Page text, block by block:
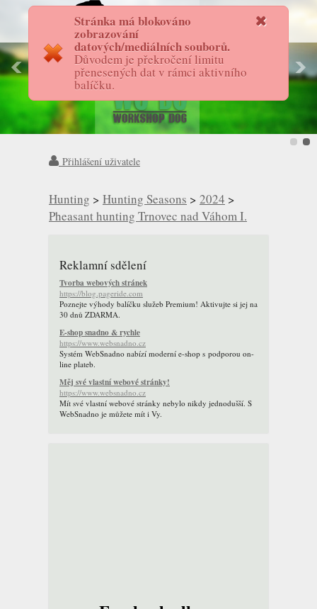
Stránka má blokováno
zobrazování
datových/mediálních souborů.
Důvodem je překročení limitu
přenesených dat v rámci aktivního
balíčku.
FotostoryAS
Přihlášení uživatele
Hunting > Hunting Seasons > 2024 >
Pheasant hunting Trnovec nad Váhom I.
Reklamní sdělení
Tvorba webových stránek
https://blog.pageride.com
Poznejte výhody balíčku služeb Premium! Aktivujte si jej na
30 dnů ZDARMA.
E-shop snadno & rychle
https://www.websnadno.cz
Systém WebSnadno nabízí moderní e-shop s podporou on-
line plateb.
Měj své vlastní webové stránky!
https://www.websnadno.cz
Mít své vlastní webové stránky nebylo nikdy jednodušší. S
WebSnadno je můžete mít i Vy.